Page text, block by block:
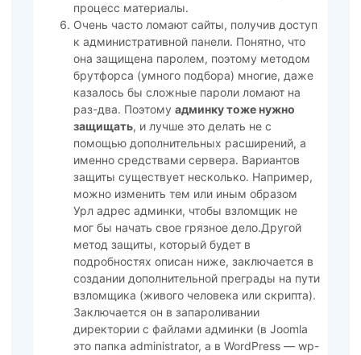
процесс материалы.
Очень часто ломают сайты, получив доступ
к административной панели. Понятно, что
она защищена паролем, поэтому методом
брутфорса (умного подбора) многие, даже
казалось бы сложные пароли ломают на
раз-два. Поэтому админку тоже нужно
защищать, и лучше это делать не с
помощью дополнительных расширений, а
именно средствами сервера. Вариантов
защиты существует несколько. Например,
можно изменить тем или иным образом
Урл адрес админки, чтобы взломщик не
мог бы начать свое грязное дело.Другой
метод защиты, который будет в
подробностях описан ниже, заключается в
создании дополнительной преграды на пути
взломщика (живого человека или скрипта).
Заключается он в запароливании
директории с файлами админки (в Joomla
это папка administrator, а в WordPress — wp-